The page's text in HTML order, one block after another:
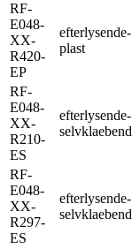
RF-
E048-
XX-
R420-
EP
efterlysende-
plast
RF-
E048-
XX-
R210-
ES
efterlysende-
RF-
E048-
XX-
R297-
ES
efterlysende-